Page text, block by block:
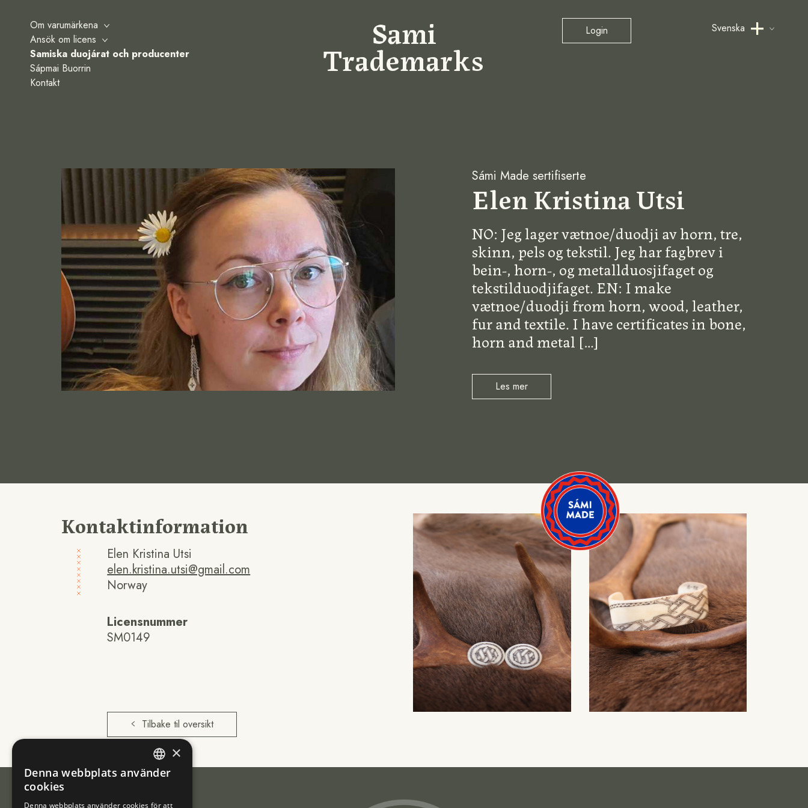
Om varumärkena
Ansök om licens
Samiska duojárat och producenter
Sápmai Buorrin
Kontakt
Sami
Trademarks
Login Svenska
Sámi Made sertifiserte
Elen Kristina Utsi
NO: Jeg lager vætnoe/duodji av horn, tre,
skinn, pels og tekstil. Jeg har fagbrev i
bein-, horn-, og metallduosjifaget og
tekstilduodjifaget. EN: I make
vætnoe/duodji from horn, wood, leather,
fur and textile. I have certificates in bone,
horn and metal […]
Les mer
Kontaktinformation
Elen Kristina Utsi
elen.kristina.utsi@gmail.com
Norway
Licensnummer
SM0149
Tilbake til oversikt
ENGLISH
NORWEGIAN
×
Denna webbplats använder
cookies
Denna webbplats använder cookies för att